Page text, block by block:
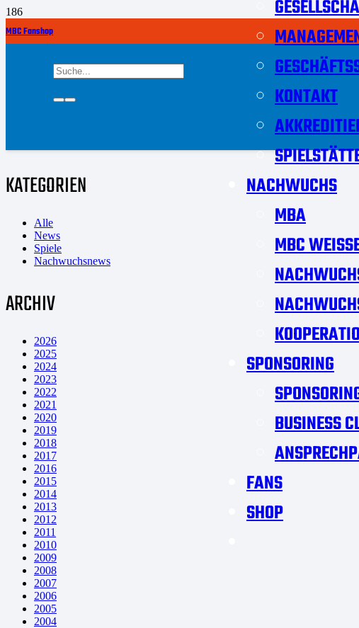
MBC Fanshop
KONTAKT
NACHWUCHS
MBA
MBC
SPONSORING
BUSINESS
FANS
SHOP
KATEGORIEN
Alle
News
Spiele
Nachwuchsnews
ARCHIV
2026
2025
2024
2023
2022
2021
2020
2019
2018
2017
2016
2015
2014
2013
2012
2011
2010
2009
2008
2007
2006
2005
2004